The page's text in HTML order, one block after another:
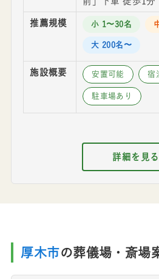
推薦規模 小 1〜30名
大 200名〜
施設概要 安置可能 宿
駐車場あり
詳細を見る
厚木市の葬儀場・斎場